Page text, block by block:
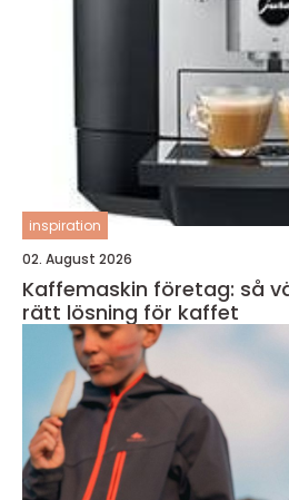
inspiration
02. August 2026
Kaffemaskin företag: så
rätt lösning för kaffet